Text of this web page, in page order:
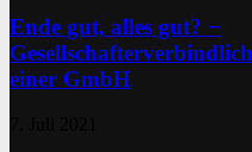
Ende gut, alles gut? −
einer GmbH